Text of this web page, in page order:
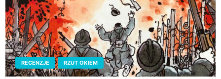
RECENZJE RZUT OKIEM